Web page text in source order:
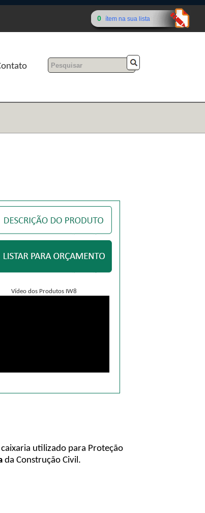
0 ítem na sua lista
Vídeo dos Produtos IW8
utilizado para Proteção
da Construção Civil.